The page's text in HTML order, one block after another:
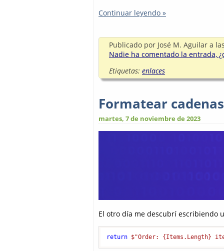
Continuar leyendo »
Publicado por José M. Aguilar a
Nadie ha comentado la entrada,
Etiquetas: enlaces
Formatear
martes, 7 de noviembre de 2023
El otro día me descubrí escribiendo
return $"Order: {Items.Length}